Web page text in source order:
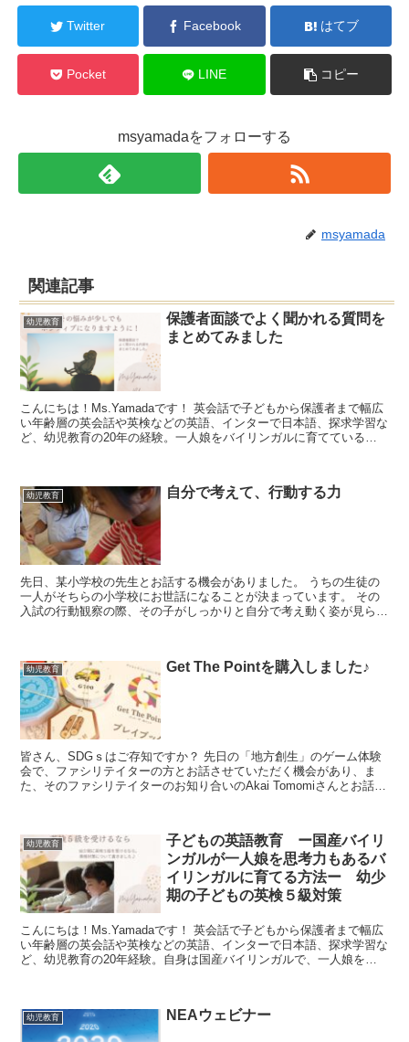
Twitter Facebook はてブ
Pocket LINE コピー
msyamadaをフォローする
msyamada
関連記事
幼児教育
保護者面談でよく聞かれる質問を
まとめてみました
こんにちは！Ms.Yamadaです！ 英会話で子どもから保護者まで幅広
い年齢層の英会話や英検などの英語、インターで日本語、探求学習な
ど、幼児教育の20年の経験。一人娘をバイリンガルに育てている幼
幼児教育 自分で考えて、行動する力
先日、某小学校の先生とお話する機会がありました。 うちの生徒の
一人がそちらの小学校にお世話になることが決まっています。 その
入試の行動観察の際、その子がしっかりと自分で考え動く姿が見ら
幼児教育 Get The Pointを購入しました♪
皆さん、SDGｓはご存知ですか？ 先日の「地方創生」のゲーム体験
会で、ファシリテイターの方とお話させていただく機会があり、ま
た、そのファシリテイターのお知り合いのAkai Tomomiさんとお話さ
幼児教育
子どもの英語教育 ー国産バイリ
ンガルが一人娘を思考力もあるバ
イリンガルに育てる方法ー 幼少
期の子どもの英検５級対策
こんにちは！Ms.Yamadaです！ 英会話で子どもから保護者まで幅広
い年齢層の英会話や英検などの英語、インターで日本語、探求学習な
ど、幼児教育の20年経験。自身は国産バイリンガルで、一人娘をバ
幼児教育 NEAウェビナー